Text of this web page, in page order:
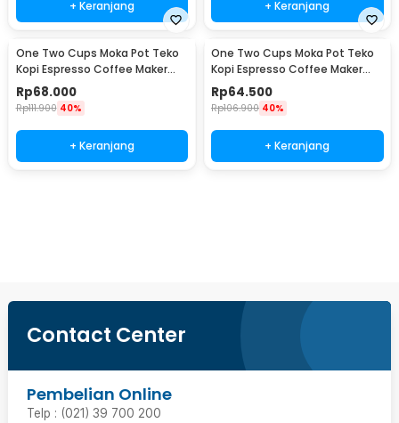
+ Keranjang + Keranjang
One Two Cups Moka Pot Teko
Kopi Espresso Coffee Maker
Stovetop 4 Cup 200ml - Z21
Rp68.000
Rp111.900 40%
+ Keranjang
One Two Cups Moka Pot Teko
Kopi Espresso Coffee Maker
Stovetop 2 Cup 100ml - Z21
Rp64.500
Rp106.900 40%
+ Keranjang
Contact Center
Pembelian Online
Telp : (021) 39 700 200